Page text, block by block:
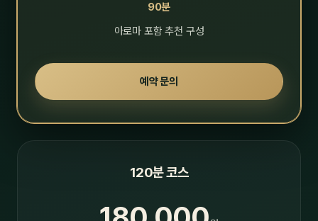
90분
아로마 포함 추천 구성
예약 문의
120분 코스